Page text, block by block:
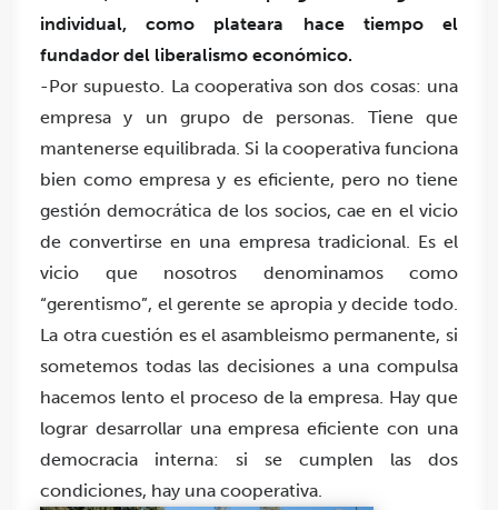
individual, como plateara hace tiempo el
fundador del liberalismo económico.
-Por supuesto. La cooperativa son dos cosas: una
empresa y un grupo de personas. Tiene que
mantenerse equilibrada. Si la cooperativa funciona
bien como empresa y es eficiente, pero no tiene
gestión democrática de los socios, cae en el vicio
de convertirse en una empresa tradicional. Es el
vicio que nosotros denominamos como
“gerentismo”, el gerente se apropia y decide todo.
La otra cuestión es el asambleismo permanente, si
sometemos todas las decisiones a una compulsa
hacemos lento el proceso de la empresa. Hay que
lograr desarrollar una empresa eficiente con una
democracia interna: si se cumplen las dos
condiciones, hay una cooperativa.